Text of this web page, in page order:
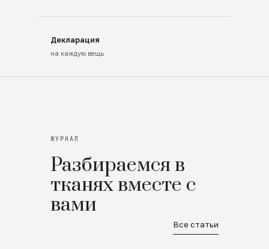
Декларация
на каждую вещь
ЖУРНАЛ
Разбираемся в
тканях вместе с
вами
Все статьи